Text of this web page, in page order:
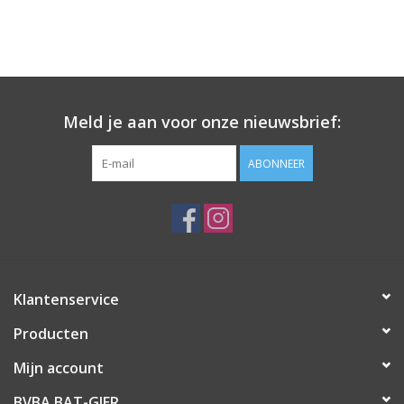
Meld je aan voor onze nieuwsbrief:
ABONNEER
Klantenservice
Producten
Mijn account